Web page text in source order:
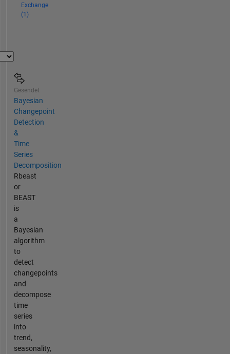
Exchange
(1)
Gesendet
Bayesian
Changepoint
Detection
&
Time
Series
Decomposition
Rbeast
or
BEAST
is
a
Bayesian
algorithm
to
detect
changepoints
and
decompose
time
series
into
trend,
seasonality,